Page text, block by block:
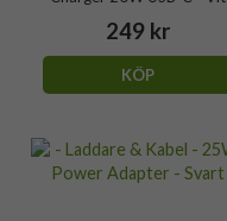
249 kr
KÖP